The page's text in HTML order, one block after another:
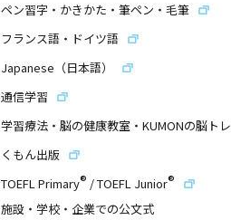
ペン習字・かきかた・筆ペン・毛筆
フランス語・ドイツ語
Japanese（日本語）
通信学習
学習療法・脳の健康教室・KUMONの脳トレ
くもん出版
TOEFL Primary® /TOEFL Junior®
施設・学校・企業での公文式